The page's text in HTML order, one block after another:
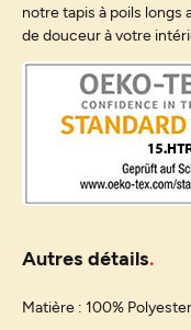
notre tapis à poils
de douceur à votre
Autres détails
Matière : 100%